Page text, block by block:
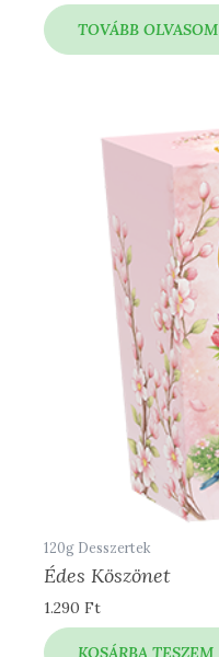
TOVÁBB OLVASOM
120g Desszertek
Édes Köszönet
1.290 Ft
KOSÁRBA TESZEM